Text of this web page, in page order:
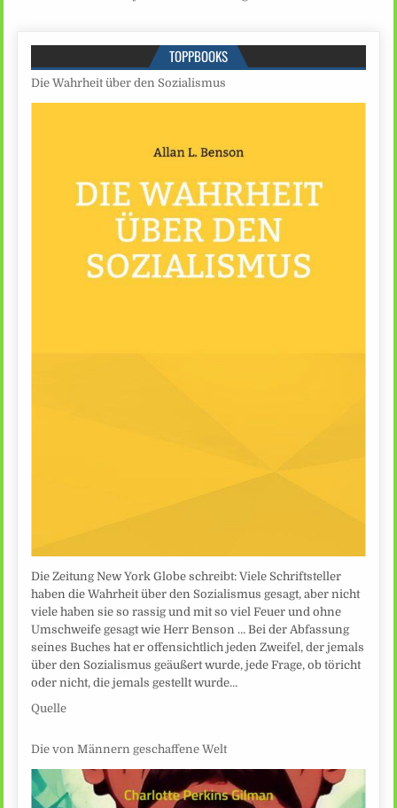
TOPPBOOKS
Die Wahrheit über den Sozialismus
Die Zeitung New York Globe schreibt: Viele Schriftsteller
haben die Wahrheit über den Sozialismus gesagt, aber nicht
viele haben sie so rassig und mit so viel Feuer und ohne
Umschweife gesagt wie Herr Benson … Bei der Abfassung
seines Buches hat er offensichtlich jeden Zweifel, der jemals
über den Sozialismus geäußert wurde, jede Frage, ob töricht
oder nicht, die jemals gestellt wurde…
Quelle
Die von Männern geschaffene Welt